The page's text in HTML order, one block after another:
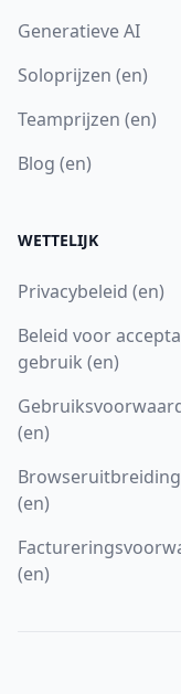
Generatieve AI
Soloprijzen (en)
Teamprijzen (en)
Blog (en)
WETTELIJK
Privacybeleid (en)
Beleid voor
gebruik (en)
(en)
(en)
(en)